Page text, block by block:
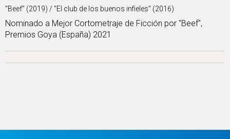
''Beef'' (2019) / "El club de los buenos infieles" (2016)
Nominado a Mejor Cortometraje de Ficción por ''Beef'',
Premios Goya (España) 2021